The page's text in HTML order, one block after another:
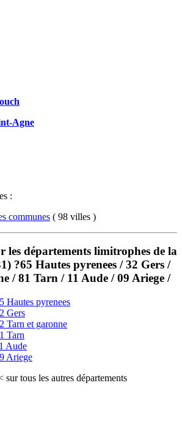
Agne
:
communes ( 98 villes )
les départements limitrophes de la
?65 Hautes pyrenees / 32 Gers /
/ 81 Tarn / 11 Aude / 09 Ariege /
Hautes pyrenees
Gers
Tarn et garonne
Tarn
Aude
Ariege
sur tous les autres départements